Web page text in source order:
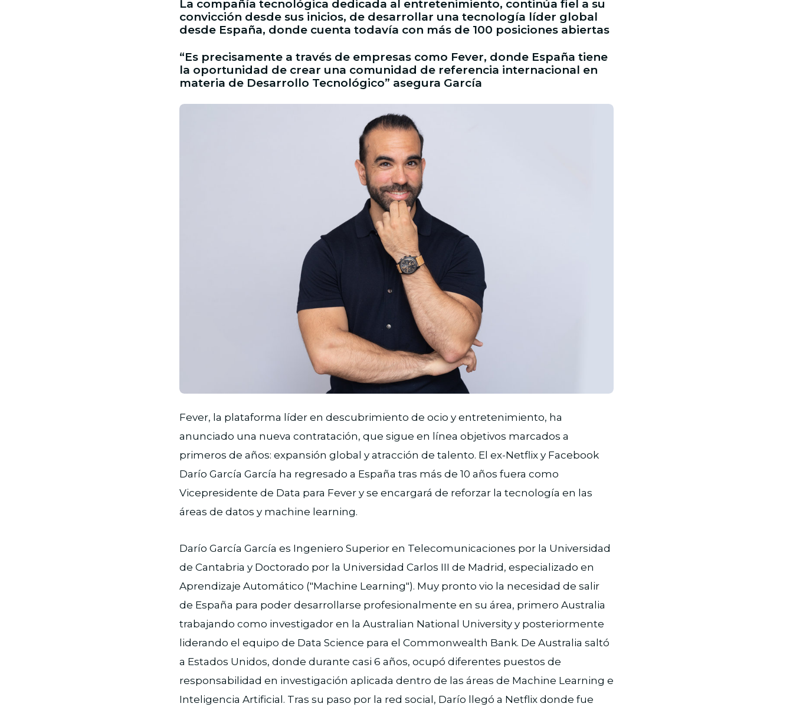
La compañía tecnológica dedicada al entretenimiento, continúa fiel a su
convicción desde sus inicios, de desarrollar una tecnología líder global
desde España, donde cuenta todavía con más de 100 posiciones abiertas
“Es precisamente a través de empresas como Fever, donde España tiene
la oportunidad de crear una comunidad de referencia internacional en
materia de Desarrollo Tecnológico” asegura García
Fever, la plataforma líder en descubrimiento de ocio y entretenimiento, ha
anunciado una nueva contratación, que sigue en línea objetivos marcados a
primeros de años: expansión global y atracción de talento. El ex-Netflix y Facebook
Darío García García ha regresado a España tras más de 10 años fuera como
Vicepresidente de Data para Fever y se encargará de reforzar la tecnología en las
áreas de datos y machine learning.
Darío García García es Ingeniero Superior en Telecomunicaciones por la Universidad
de Cantabria y Doctorado por la Universidad Carlos III de Madrid, especializado en
Aprendizaje Automático ("Machine Learning"). Muy pronto vio la necesidad de salir
de España para poder desarrollarse profesionalmente en su área, primero Australia
trabajando como investigador en la Australian National University y posteriormente
liderando el equipo de Data Science para el Commonwealth Bank. De Australia saltó
a Estados Unidos, donde durante casi 6 años, ocupó diferentes puestos de
responsabilidad en investigación aplicada dentro de las áreas de Machine Learning e
Inteligencia Artificial. Tras su paso por la red social, Darío llegó a Netflix donde fue